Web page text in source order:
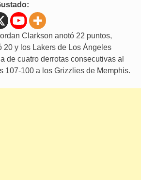
Clarkson anotó 22 puntos,
20 y los Lakers de Los Ángeles
de cuatro derrotas consecutivas al
107-100 a los Grizzlies de Memphis.